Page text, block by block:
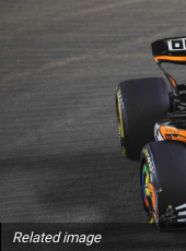
Related image